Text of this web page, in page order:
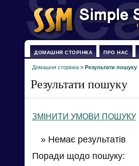
ДОМАШНЯ СТОРІНКА ПРО НАС
Домашня сторінка > Результати пошуку
Результати пошуку
ЗМІНИТИ УМОВИ ПОШУКУ
» Немає результатів
Поради щодо пошуку: